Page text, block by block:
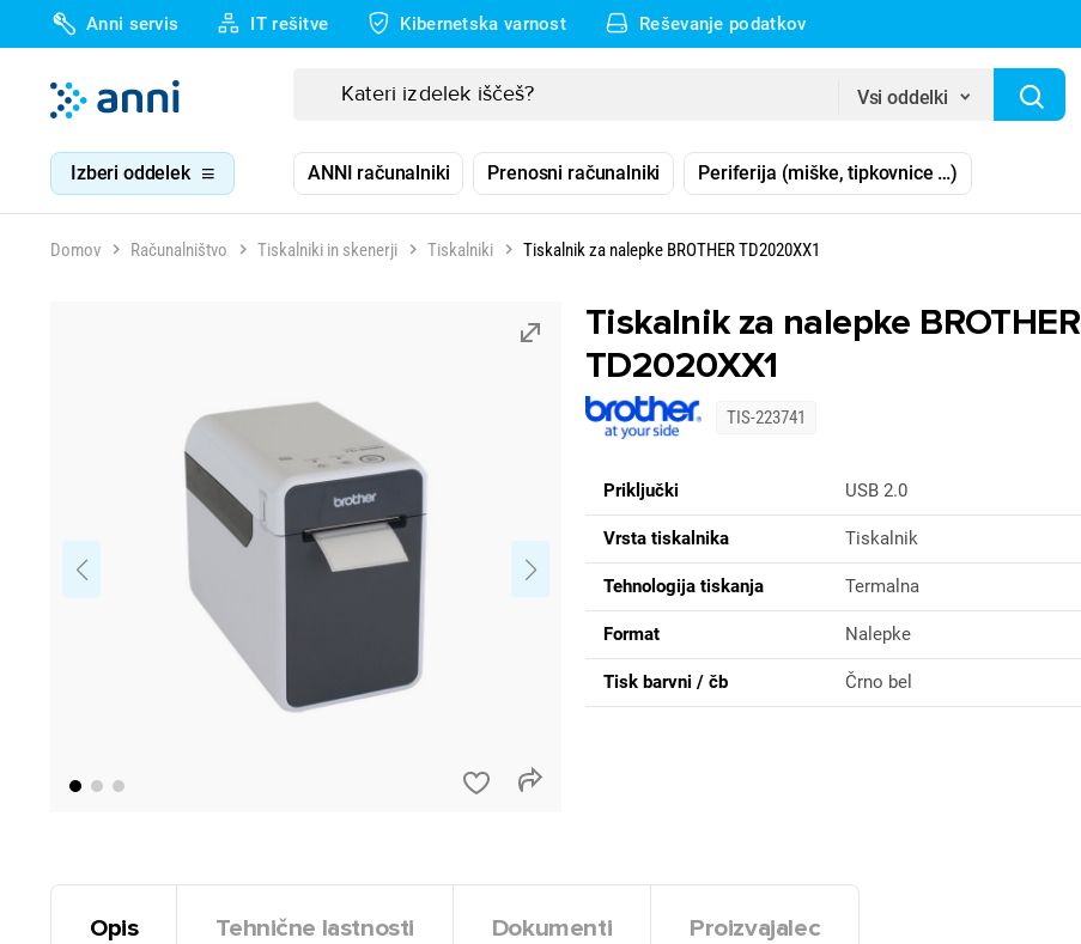
Anni servis IT rešitve Kibernetska varnost Reševanje podatkov
Vsi oddelki
Izberi oddelek ANNI računalniki Prenosni računalniki Periferija (miške, tipkovnice …)
Domov Računalništvo Tiskalniki in skenerji Tiskalniki Tiskalnik za nalepke BROTHER TD2020XX1
Tiskalnik za nalepke BROTHER
TD2020XX1
TIS-223741
Priključki USB 2.0
Vrsta tiskalnika Tiskalnik
Tehnologija tiskanja Termalna
Format Nalepke
Tisk barvni / čb Črno bel
Opis Tehnične lastnosti Dokumenti Proizvajalec